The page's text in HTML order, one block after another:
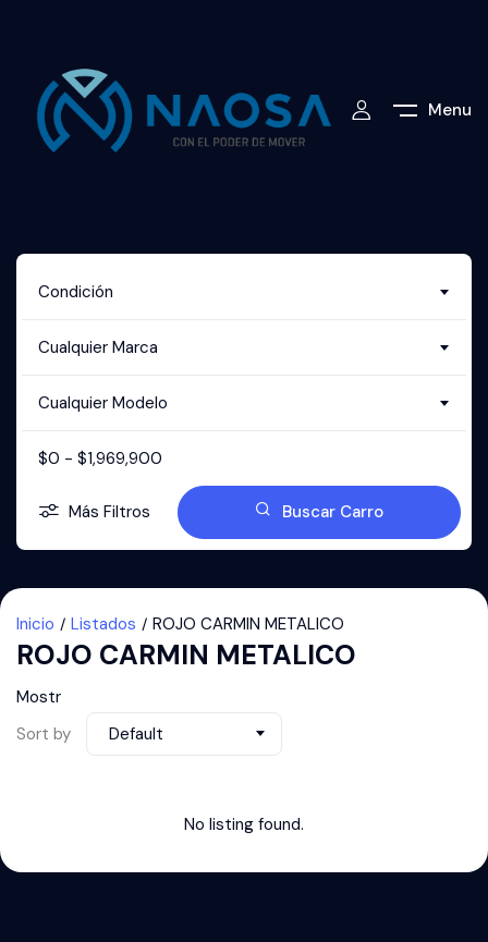
Menu
Condición
Cualquier Marca
Cualquier Modelo
$0 - $1,969,900
Más Filtros Buscar Carro
Inicio Listados ROJO CARMIN METALICO
ROJO CARMIN METALICO
Mostr
Sort by
Default
No listing found.